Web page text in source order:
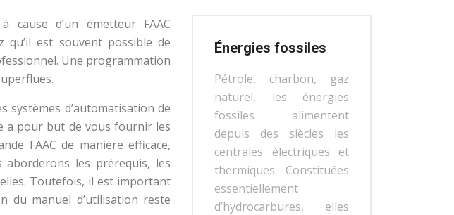
d’un émetteur FAAC
est souvent possible de
Une programmation
systèmes d’automatisation de
a pour but de vous fournir les
FAAC de manière efficace,
aborderons les prérequis, les
Toutefois, il est important
du manuel d’utilisation reste
Énergies fossiles
Pétrole, charbon, gaz
naturel, les énergies
fossiles alimentent
depuis des siècles les
centrales électriques et
thermiques. Constituées
essentiellement
d’hydrocarbures, elles